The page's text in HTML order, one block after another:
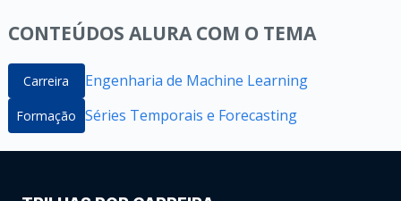
CONTEÚDOS ALURA COM O TEMA
Carreira Engenharia de Machine Learning
Formação Séries Temporais e Forecasting